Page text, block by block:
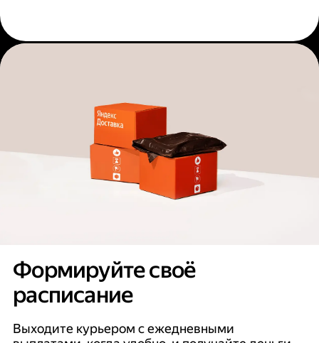
Формируйте своё
расписание
Выходите курьером с ежедневными